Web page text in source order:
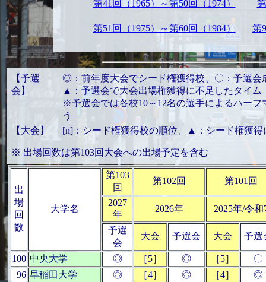
第41回（1965）～第50回（1974）
第51回（1975）～第60回（1984） 第
【予選
会】
◎：前年度大会でシード権獲得校、〇：予選会
▲：予選会で大会出場権獲得に不足したタイム
※予選会では各校10～12名の選手によるハー
う
【大会】
[n]：シード権獲得校の順位、▲：シード権獲得
※ 出場回数は第103回大会への出場予定を含む
出
場
回
数
大学名
第103
回
第102回 第101回
2027
年
2026年 2025年/令和
予選
会
大会 予選会 大会 予選
100 中央大学 ◎ ［5］ ◎ ［5］
〇
96 早稲田大学 ◎ ［4］ ◎ ［4］ ◎